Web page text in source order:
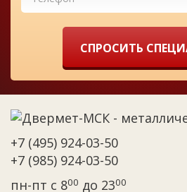
СПРОСИТЬ
+7 (495) 924-03-50
+7 (985) 924-03-50
пн-пт с 800 до 2300